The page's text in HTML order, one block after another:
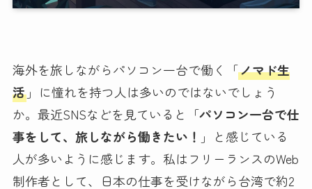
海外を旅しながらパソコン一台で働く「ノマド生
活」に憧れを持つ人は多いのではないでしょう
か。最近SNSなどを見ていると「パソコン一台で仕
事をして、旅しながら働きたい！ 」と感じている
人が多いように感じます。私はフリーランスのWeb
制作者として、日本の仕事を受けながら台湾で約2